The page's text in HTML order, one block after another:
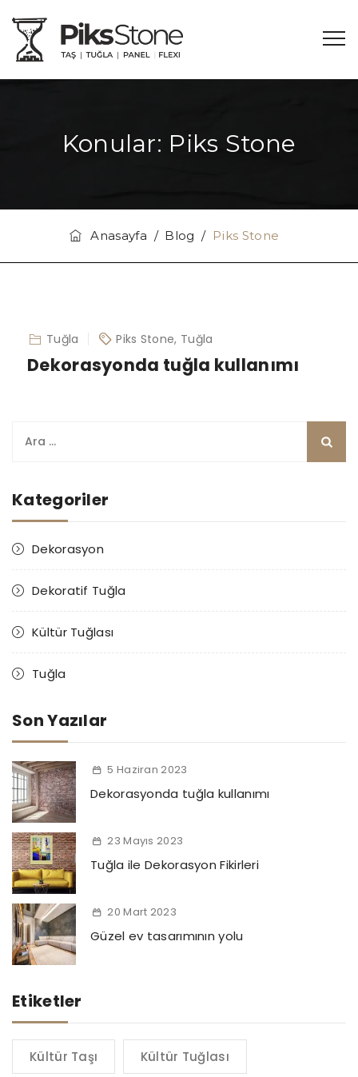
Konular: Piks Stone
Anasayfa / Blog / Piks Stone
Tuğla Piks Stone, Tuğla
Dekorasyonda tuğla kullanımı
Kategoriler
Dekorasyon
Dekoratif Tuğla
Kültür Tuğlası
Tuğla
Son Yazılar
5 Haziran 2023
Dekorasyonda tuğla kullanımı
23 Mayıs 2023
Tuğla ile Dekorasyon Fikirleri
20 Mart 2023
Güzel ev tasarımının yolu
Etiketler
Kültür Taşı Kültür Tuğlası